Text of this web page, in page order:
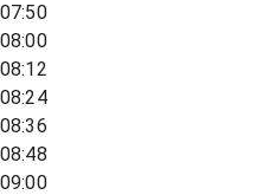
07:50
08:00
08:12
08:24
08:36
08:48
09:00